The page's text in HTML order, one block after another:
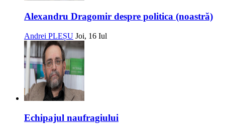
Alexandru Dragomir despre politica (noastră)
Andrei PLEȘU Joi, 16 Iul
Echipajul naufragiului